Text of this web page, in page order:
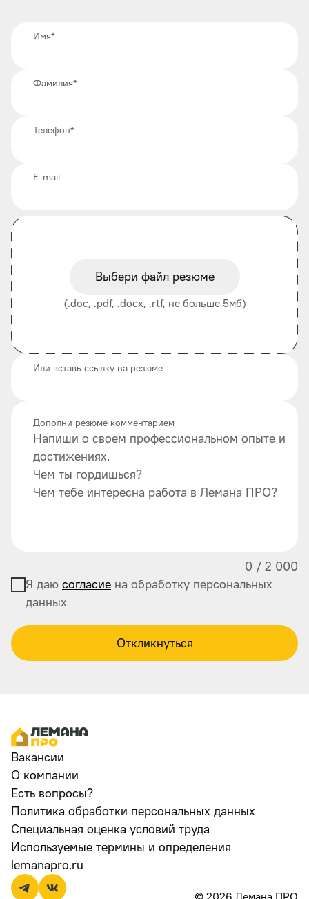
Имя*
Фамилия*
Телефон*
E-mail
Выбери файл резюме
(.doc, .pdf, .docx, .rtf, не больше 5мб)
Или вставь ссылку на резюме
Напиши о своем профессиональном опыте и
достижениях.
Чем ты гордишься?
Чем тебе интересна работа в Лемана ПРО?
Дополни резюме комментарием
0 / 2 000
Я даю согласие на обработку персональных
данных
Откликнуться
Вакансии
О компании
Есть вопросы?
Политика обработки персональных данных
Специальная оценка условий труда
Используемые термины и определения
lemanapro.ru